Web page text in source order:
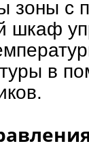
зоны с
шкаф
в